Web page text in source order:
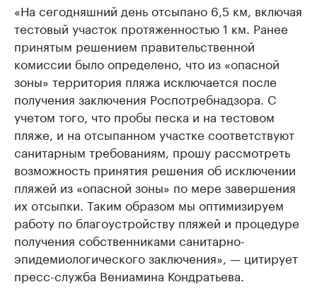
«На сегодняшний день отсыпано 6,5 км, включая
тестовый участок протяженностью 1 км. Ранее
принятым решением правительственной
комиссии было определено, что из «опасной
зоны» территория пляжа исключается после
получения заключения Роспотребнадзора. С
учетом того, что пробы песка и на тестовом
пляже, и на отсыпанном участке соответствуют
санитарным требованиям, прошу рассмотреть
возможность принятия решения об исключении
пляжей из «опасной зоны» по мере завершения
их отсыпки. Таким образом мы оптимизируем
работу по благоустройству пляжей и процедуре
получения собственниками санитарно-
эпидемиологического заключения», — цитирует
пресс-служба Вениамина Кондратьева.